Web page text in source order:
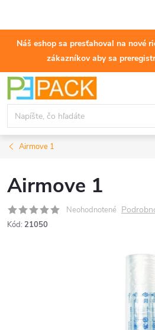
Náš eshop sa presťahoval na nové
zákazníkov aby sa
Prejsť
obsah
Airmove 1
Airmove 1
Neohodnotené
Kód: 21050